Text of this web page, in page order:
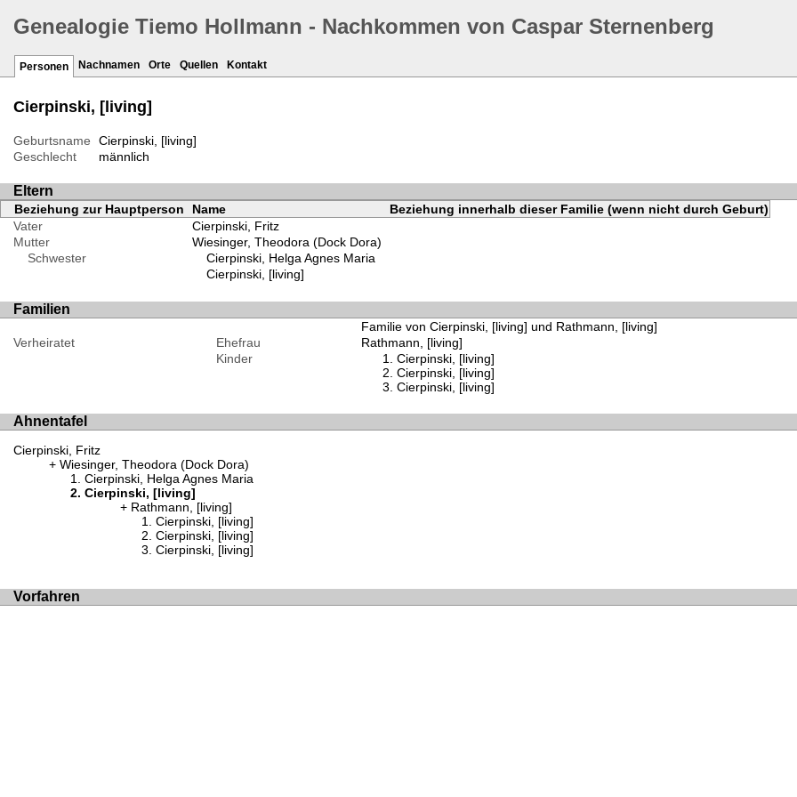
Genealogie Tiemo Hollmann - Nachkommen von Caspar Sternenberg
Personen Nachnamen Orte Quellen Kontakt
Cierpinski, [living]
Geburtsname
Cierpinski, [living]
Geschlecht
männlich
Eltern
Beziehung zur Hauptperson Name
Beziehung innerhalb dieser Familie (wenn nicht durch Geburt)
Vater
Cierpinski, Fritz
Mutter
Wiesinger, Theodora (Dock Dora)
Schwester
Cierpinski, Helga Agnes Maria
Cierpinski, [living]
Familien
Familie von Cierpinski, [living] und Rathmann, [living]
Verheiratet
Ehefrau
Rathmann, [living]
Kinder
Cierpinski, [living]
Cierpinski, [living]
Cierpinski, [living]
Ahnentafel
Cierpinski, Fritz
Wiesinger, Theodora (Dock Dora)
Cierpinski, Helga Agnes Maria
Cierpinski, [living]
Rathmann, [living]
Cierpinski, [living]
Cierpinski, [living]
Cierpinski, [living]
Vorfahren